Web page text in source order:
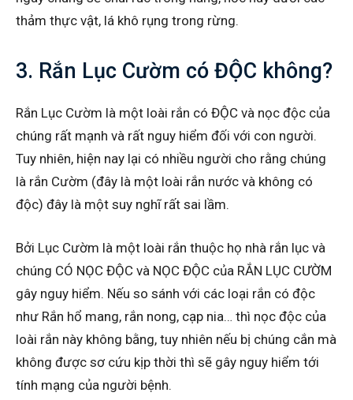
thảm thực vật, lá khô rụng trong rừng.
3. Rắn Lục Cườm có ĐỘC không?
Rắn Lục Cườm là một loài rắn có ĐỘC và nọc độc của
chúng rất mạnh và rất nguy hiểm đối với con người.
Tuy nhiên, hiện nay lại có nhiều người cho rằng chúng
là rắn Cườm (đây là một loài rắn nước và không có
độc) đây là một suy nghĩ rất sai lầm.
Bởi Lục Cườm là một loài rắn thuộc họ nhà rắn lục và
chúng CÓ NỌC ĐỘC và NỌC ĐỘC của RẮN LỤC CƯỜM
gây nguy hiểm. Nếu so sánh với các loại rắn có độc
như Rắn hổ mang, rắn nong, cạp nia… thì nọc độc của
loài rắn này không bằng, tuy nhiên nếu bị chúng cắn mà
không được sơ cứu kịp thời thì sẽ gây nguy hiểm tới
tính mạng của người bệnh.